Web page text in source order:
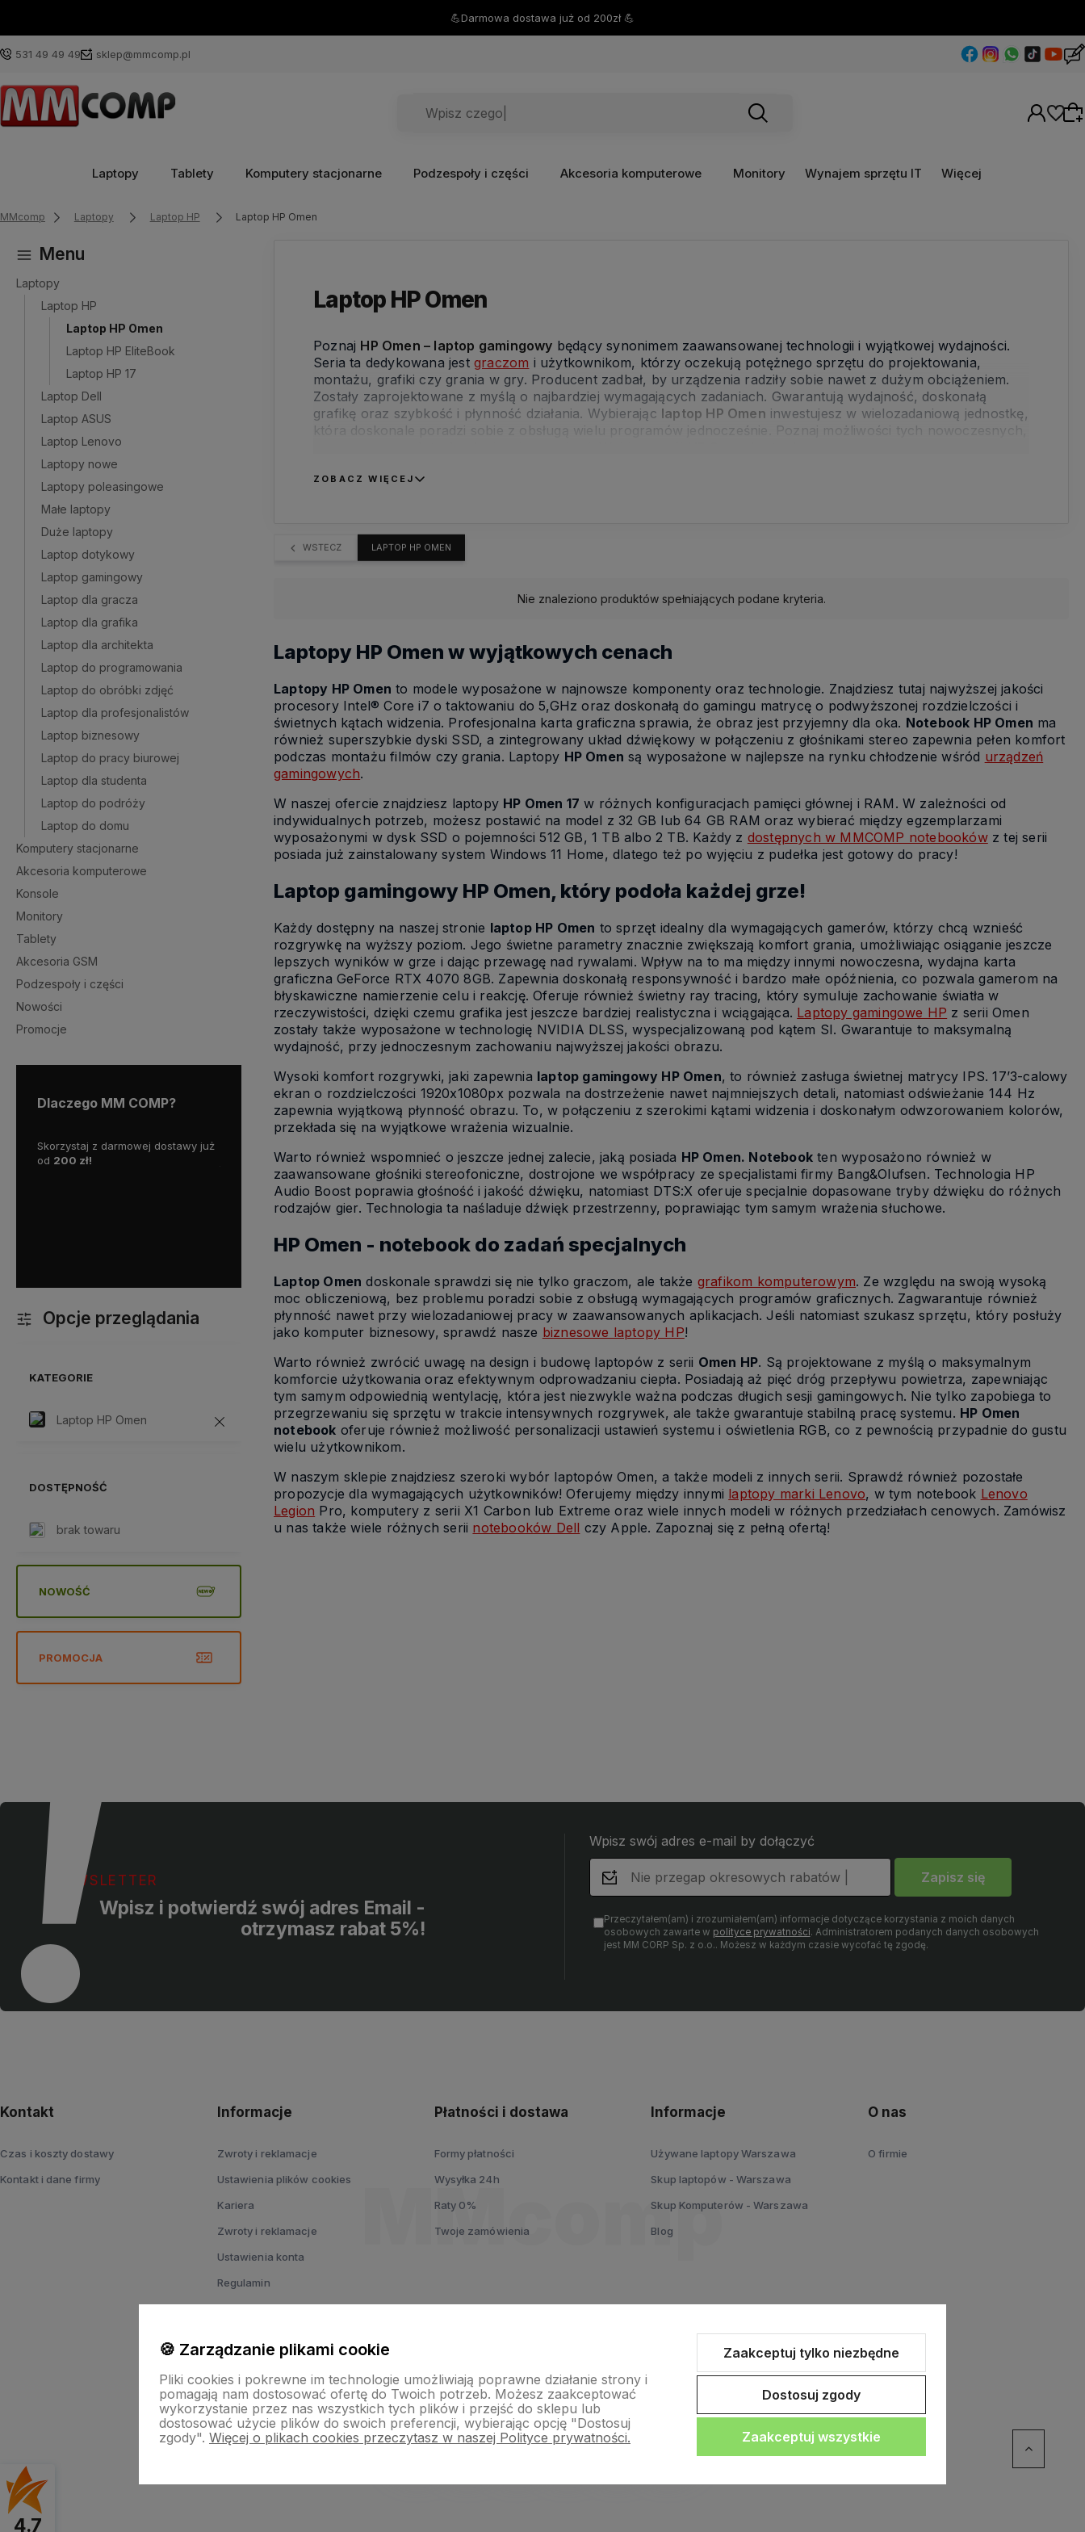
💪Darmowa dostawa już od 200zł 💪
531 49 49 49 sklep@mmcomp.pl
Laptopy Tablety Komputery stacjonarne Podzespoły i części Akcesoria komputerowe Monitory Wynajem sprzętu IT Więcej
MMcomp Laptopy Laptop HP Laptop HP Omen
Menu
Laptopy
Laptop HP
Laptop HP Omen
Laptop HP EliteBook
Laptop HP 17
Laptop Dell
Laptop ASUS
Laptop Lenovo
Laptopy nowe
Laptopy poleasingowe
Małe laptopy
Duże laptopy
Laptop dotykowy
Laptop gamingowy
Laptop dla gracza
Laptop dla grafika
Laptop dla architekta
Laptop do programowania
Laptop do obróbki zdjęć
Laptop dla profesjonalistów
Laptop biznesowy
Laptop do pracy biurowej
Laptop dla studenta
Laptop do podróży
Laptop do domu
Komputery stacjonarne
Akcesoria komputerowe
Konsole
Monitory
Tablety
Akcesoria GSM
Podzespoły i części
Nowości
Promocje
Dlaczego MM COMP?
Działamy od 2007 roku, mamy więc
już18 lat doświadczenia na
gwaracją, a nasz doświadczony
personel pomoże w wyborze
optymalnego sprzętu, oraz pomoże
z kazdym problemem dotyczącym
Dodatkowo możesz
od200 zł!
już18 lat doświadczenia na
polskim rynku.
gwaracją, a nasz doświadczony
personel pomoże w wyborze
optymalnego sprzętu, oraz pomoże
z kazdym problemem dotyczącym
komputera.
Opcje przeglądania
KATEGORIE
Laptop HP Omen
DOSTĘPNOŚĆ
brak towaru
NOWOŚĆ
PROMOCJA
Laptop HP Omen
Poznaj HP Omen – laptop gamingowy będący synonimem zaawansowanej technologii i wyjątkowej wydajności.
Seria ta dedykowana jest graczom i użytkownikom, którzy oczekują potężnego sprzętu do projektowania,
montażu, grafiki czy grania w gry. Producent zadbał, by urządzenia radziły sobie nawet z dużym obciążeniem.
Zostały zaprojektowane z myślą o najbardziej wymagających zadaniach. Gwarantują wydajność, doskonałą
grafikę oraz szybkość i płynność działania. Wybierając laptop HP Omen inwestujesz w wielozadaniową jednostkę,
która doskonale poradzi sobie z obsługą wielu programów jednocześnie. Poznaj możliwości tych nowoczesnych,
ZOBACZ WIĘCEJ
WSTECZ LAPTOP HP OMEN
Nie znaleziono produktów spełniających podane kryteria.
Laptopy HP Omen w wyjątkowych cenach
Laptopy HP Omen to modele wyposażone w najnowsze komponenty oraz technologie. Znajdziesz tutaj najwyższej jakości
procesory Intel® Core i7 o taktowaniu do 5,GHz oraz doskonałą do gamingu matrycę o podwyższonej rozdzielczości i
świetnych kątach widzenia. Profesjonalna karta graficzna sprawia, że obraz jest przyjemny dla oka. Notebook HP Omen ma
również superszybkie dyski SSD, a zintegrowany układ dźwiękowy w połączeniu z głośnikami stereo zapewnia pełen komfort
podczas montażu filmów czy grania. Laptopy HP Omen są wyposażone w najlepsze na rynku chłodzenie wśród urządzeń
gamingowych.
W naszej ofercie znajdziesz laptopy HP Omen 17 w różnych konfiguracjach pamięci głównej i RAM. W zależności od
indywidualnych potrzeb, możesz postawić na model z 32 GB lub 64 GB RAM oraz wybierać między egzemplarzami
wyposażonymi w dysk SSD o pojemności 512 GB, 1 TB albo 2 TB. Każdy z dostępnych w MMCOMP notebookówz tej serii
posiada już zainstalowany system Windows 11 Home, dlatego też po wyjęciu z pudełka jest gotowy do pracy!
Laptop gamingowy HP Omen, który podoła każdej grze!
Każdy dostępny na naszej stronie laptop HP Omen to sprzęt idealny dla wymagających gamerów, którzy chcą wznieść
rozgrywkę na wyższy poziom. Jego świetne parametry znacznie zwiększają komfort grania, umożliwiając osiąganie jeszcze
lepszych wyników w grze i dając przewagę nad rywalami. Wpływ na to ma między innymi nowoczesna, wydajna karta
graficzna GeForce RTX 4070 8GB. Zapewnia doskonałą responsywność i bardzo małe opóźnienia, co pozwala gamerom na
błyskawiczne namierzenie celu i reakcję. Oferuje również świetny ray tracing, który symuluje zachowanie światła w
rzeczywistości, dzięki czemu grafika jest jeszcze bardziej realistyczna i wciągająca. Laptopy gamingowe HP z serii Omen
zostały także wyposażone w technologię NVIDIA DLSS, wyspecjalizowaną pod kątem SI. Gwarantuje to maksymalną
wydajność, przy jednoczesnym zachowaniu najwyższej jakości obrazu.
Wysoki komfort rozgrywki, jaki zapewnia laptop gamingowy HP Omen, to również zasługa świetnej matrycy IPS. 17’3-calowy
ekran o rozdzielczości 1920x1080px pozwala na dostrzeżenie nawet najmniejszych detali, natomiast odświeżanie 144 Hz
zapewnia wyjątkową płynność obrazu. To, w połączeniu z szerokimi kątami widzenia i doskonałym odwzorowaniem kolorów,
przekłada się na wyjątkowe wrażenia wizualnie.
Warto również wspomnieć o jeszcze jednej zalecie, jaką posiada HP Omen. Notebook ten wyposażono również w
zaawansowane głośniki stereofoniczne, dostrojone we współpracy ze specjalistami firmy Bang&Olufsen. Technologia HP
Audio Boost poprawia głośność i jakość dźwięku, natomiast DTS:X oferuje specjalnie dopasowane tryby dźwięku do różnych
rodzajów gier. Technologia ta naśladuje dźwięk przestrzenny, poprawiając tym samym wrażenia słuchowe.
HP Omen - notebook do zadań specjalnych
Laptop Omen doskonale sprawdzi się nie tylko graczom, ale także grafikom komputerowym. Ze względu na swoją wysoką
moc obliczeniową, bez problemu poradzi sobie z obsługą wymagających programów graficznych. Zagwarantuje również
płynność nawet przy wielozadaniowej pracy w zaawansowanych aplikacjach. Jeśli natomiast szukasz sprzętu, który posłuży
jako komputer biznesowy, sprawdź nasze biznesowe laptopy HP!
Warto również zwrócić uwagę na design i budowę laptopów z serii Omen HP. Są projektowane z myślą o maksymalnym
komforcie użytkowania oraz efektywnym odprowadzaniu ciepła. Posiadają aż pięć dróg przepływu powietrza, zapewniając
tym samym odpowiednią wentylację, która jest niezwykle ważna podczas długich sesji gamingowych. Nie tylko zapobiega to
przegrzewaniu się sprzętu w trakcie intensywnych rozgrywek, ale także gwarantuje stabilną pracę systemu. HP Omen
notebook oferuje również możliwość personalizacji ustawień systemu i oświetlenia RGB, co z pewnością przypadnie do gustu
wielu użytkownikom.
W naszym sklepie znajdziesz szeroki wybór laptopów Omen, a także modeli z innych serii. Sprawdź również pozostałe
propozycje dla wymagających użytkowników! Oferujemy między innymi laptopy marki Lenovo, w tym notebook Lenovo
Legion Pro, komputery z serii X1 Carbon lub Extreme oraz wiele innych modeli w różnych przedziałach cenowych. Zamówisz
u nas także wiele różnych serii notebooków Dell czy Apple. Zapoznaj się z pełną ofertą!
NEWSLETTER
Wpisz i potwierdź swój adres Email -
otrzymasz rabat 5%!
Wpisz swój adres e-mail by dołączyć
Zapisz się
Przeczytałem(am) i zrozumiałem(am) informacje dotyczące korzystania z moich danych
osobowych zawarte w polityce prywatności. Administratorem podanych danych osobowych
jest MM CORP Sp. z o.o.. Możesz w każdym czasie wycofać tę zgodę.
Kontakt
Czas i koszty dostawy
Kontakt i dane firmy
Informacje
Zwroty i reklamacje
Ustawienia plików cookies
Kariera
Zwroty i reklamacje
Ustawienia konta
Regulamin
Polityka prywatności
Płatności i dostawa
Formy płatności
Wysyłka 24h
Raty 0%
Twoje zamówienia
Informacje
Używane laptopy Warszawa
Skup laptopów - Warszawa
Skup Komputerów - Warszawa
Blog
O nas
O firmie
4.7
🍪 Zarządzanie plikami cookie
Pliki cookies i pokrewne im technologie umożliwiają poprawne działanie strony i
pomagają nam dostosować ofertę do Twoich potrzeb. Możesz zaakceptować
wykorzystanie przez nas wszystkich tych plików i przejść do sklepu lub
dostosować użycie plików do swoich preferencji, wybierając opcję "Dostosuj
zgody". Więcej o plikach cookies przeczytasz w naszej Polityce prywatności.
Zaakceptuj tylko niezbędne
Dostosuj zgody
Zaakceptuj wszystkie